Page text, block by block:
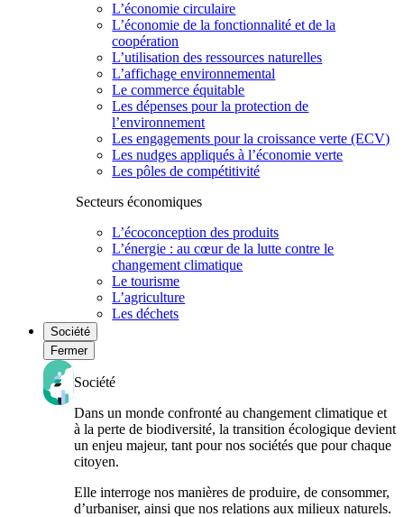
L’économie circulaire
L’économie de la fonctionnalité et de la
coopération
L’utilisation des ressources naturelles
L’affichage environnemental
Le commerce équitable
Les dépenses pour la protection de
l’environnement
Les engagements pour la croissance verte (ECV)
Les nudges appliqués à l’économie verte
Les pôles de compétitivité
Secteurs économiques
L’écoconception des produits
L’énergie : au cœur de la lutte contre le
changement climatique
Le tourisme
L’agriculture
Les déchets
Société
Fermer
Société
Dans un monde confronté au changement climatique et
à la perte de biodiversité, la transition écologique devient
un enjeu majeur, tant pour nos sociétés que pour chaque
citoyen.
Elle interroge nos manières de produire, de consommer,
d’urbaniser, ainsi que nos relations aux milieux naturels.